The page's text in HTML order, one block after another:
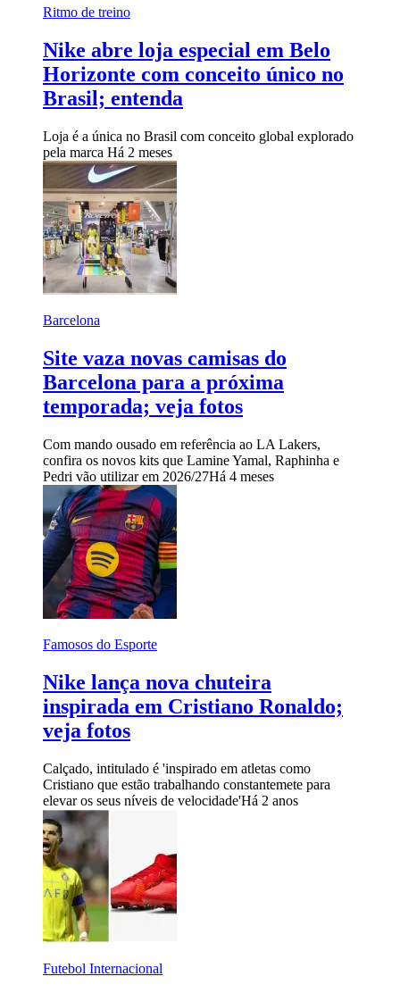
Ritmo de treino
Nike abre loja especial em Belo
Horizonte com conceito único no
Brasil; entenda
Loja é a única no Brasil com conceito global explorado
pela marca Há 2 meses
Barcelona
Site vaza novas camisas do
Barcelona para a próxima
temporada; veja fotos
Com mando ousado em referência ao LA Lakers,
confira os novos kits que Lamine Yamal, Raphinha e
Pedri vão utilizar em 2026/27Há 4 meses
Famosos do Esporte
Nike lança nova chuteira
inspirada em Cristiano Ronaldo;
veja fotos
Calçado, intitulado é 'inspirado em atletas como
Cristiano que estão trabalhando constantemete para
elevar os seus níveis de velocidade'Há 2 anos
Futebol Internacional